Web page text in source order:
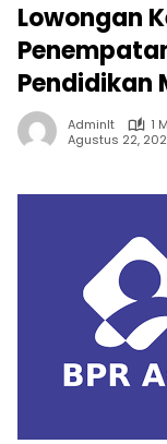
Lowongan
Pendidikan
Adminlt
1
Agustus 22,